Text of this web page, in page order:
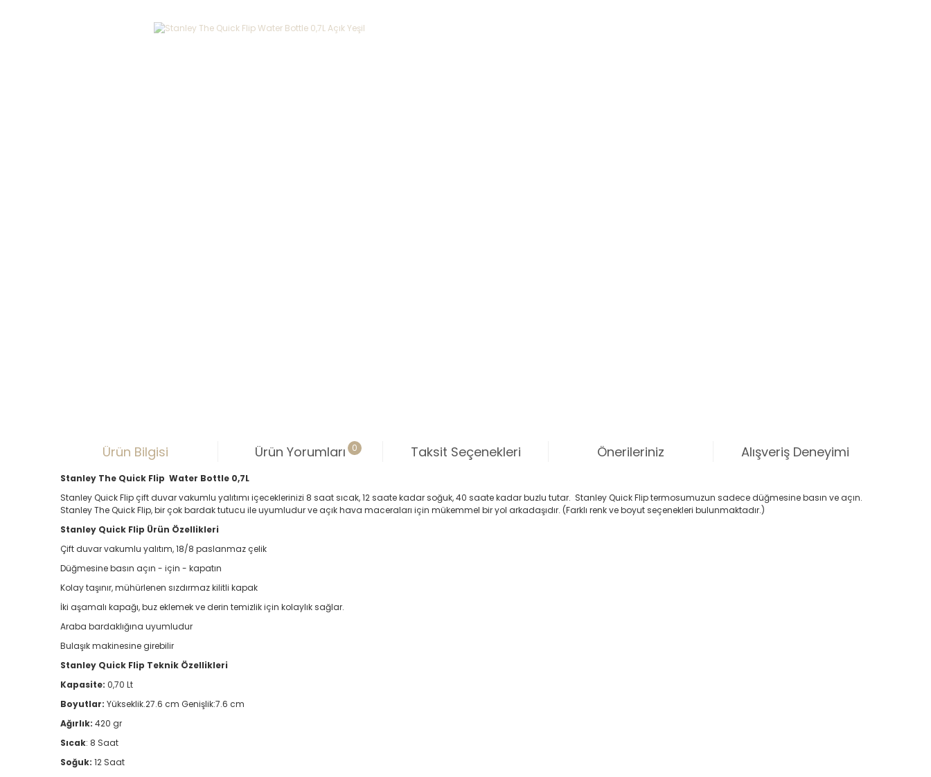
Ürün Bilgisi Ürün Yorumları 0 Taksit Seçenekleri Önerileriniz Alışveriş Deneyimi
Stanley The Quick Flip Water Bottle 0,7L
Stanley Quick Flip çift duvar vakumlu yalıtımı içeceklerinizi 8 saat sıcak, 12 saate kadar soğuk, 40 saate kadar buzlu tutar. Stanley Quick Flip termosumuzun sadece düğmesine basın ve açın.
Stanley The Quick Flip, bir çok bardak tutucu ile uyumludur ve açık hava maceraları için mükemmel bir yol arkadaşıdır. (Farklı renk ve boyut seçenekleri bulunmaktadır.)
Stanley Quick Flip Ürün Özellikleri
Çift duvar vakumlu yalıtım, 18/8 paslanmaz çelik
Düğmesine basın açın - için - kapatın
Kolay taşınır, mühürlenen sızdırmaz kilitli kapak
İki aşamalı kapağı, buz eklemek ve derin temizlik için kolaylık sağlar.
Araba bardaklığına uyumludur
Bulaşık makinesine girebilir
Stanley Quick Flip Teknik Özellikleri
Kapasite: 0,70 Lt
Boyutlar: Yükseklik.27.6 cm Genişlik:7.6 cm
Ağırlık: 420 gr
Sıcak: 8 Saat
Soğuk: 12 Saat